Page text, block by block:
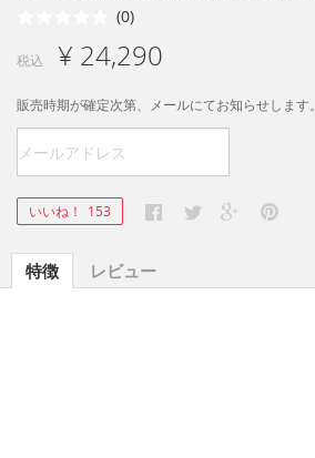
(0)
税込 ¥ 24,290
販売時期が確定次第、メールにてお知らせします。
いいね！ 153
特徴 レビュー